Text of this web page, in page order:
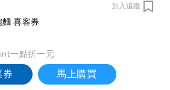
加入追蹤
麵 喜客券
一點折一元
券 馬上購買